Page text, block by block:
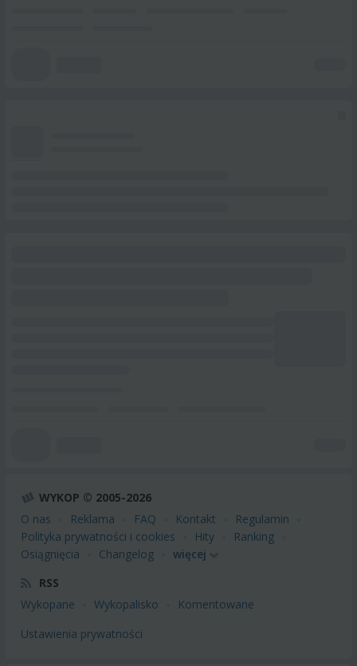
WYKOP © 2005-2026
O nas
Reklama FAQ Kontakt
Regulamin
Polityka prywatności i cookies
Hity
Ranking
Osiągnięcia
Changelog
więcej
RSS
Wykopane
Wykopalisko
Komentowane
Ustawienia prywatności